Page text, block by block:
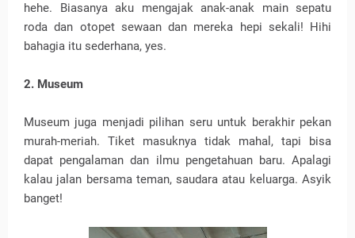
hehe. Biasanya aku mengajak anak-anak main sepatu
roda dan otopet sewaan dan mereka hepi sekali! Hihi
bahagia itu sederhana, yes.
2. Museum
Museum juga menjadi pilihan seru untuk berakhir pekan
murah-meriah. Tiket masuknya tidak mahal, tapi bisa
dapat pengalaman dan ilmu pengetahuan baru. Apalagi
kalau jalan bersama teman, saudara atau keluarga. Asyik
banget!